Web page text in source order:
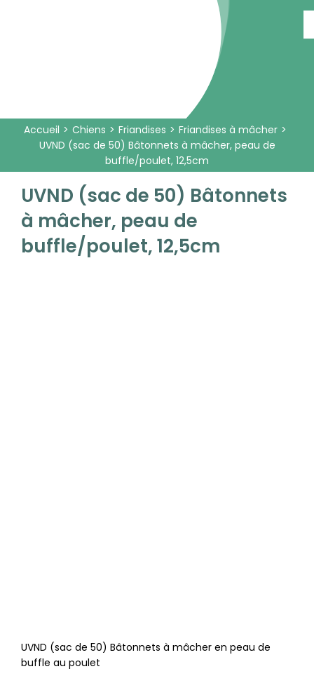
Accueil Chiens Friandises
Friandises à mâcher
UVND (sac de 50) Bâtonnets à mâcher, peau de
buffle/poulet, 12,5cm
UVND (sac de 50) Bâtonnets
à mâcher, peau de
buffle/poulet, 12,5cm
UVND (sac de 50) Bâtonnets à mâcher en peau de
buffle au poulet